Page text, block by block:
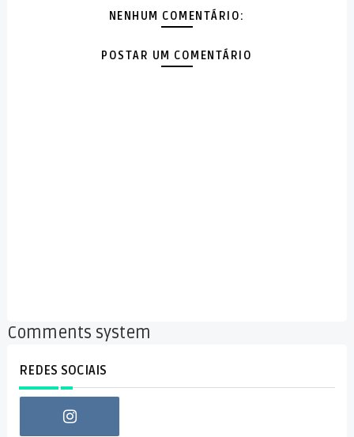
NENHUM COMENTÁRIO:
POSTAR UM COMENTÁRIO
Comments system
REDES SOCIAIS